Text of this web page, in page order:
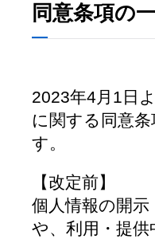
同意条項の
2023年4月1日
に関する同意
す。
【改定前】
個人情報の開
や、利用・提